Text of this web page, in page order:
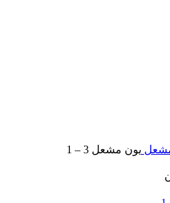
مشعل یون مشعل 3 – 1